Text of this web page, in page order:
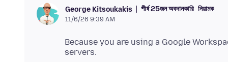
George Kitsoukakis শীর্ষ 25জন অবদানকারি নিয়ামক
11/6/26 9:39 AM
Because you are using a Google